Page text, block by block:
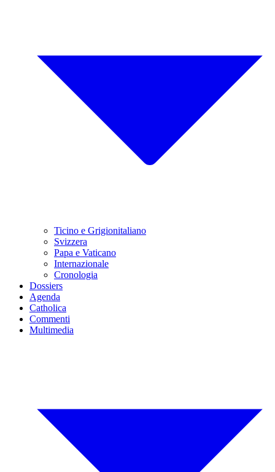
Ticino e Grigionitaliano
Svizzera
Papa e Vaticano
Internazionale
Cronologia
Dossiers
Agenda
Catholica
Commenti
Multimedia